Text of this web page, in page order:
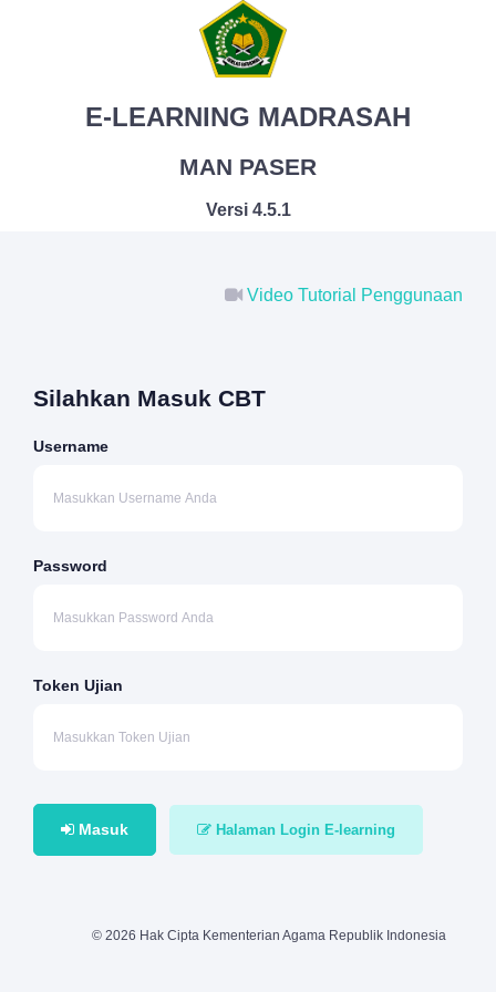
E-LEARNING MADRASAH
MAN PASER
Versi 4.5.1
Video Tutorial Penggunaan
Silahkan Masuk CBT
Username
Password
Token Ujian
Masuk Halaman Login E-learning
© 2026 Hak Cipta Kementerian Agama Republik Indonesia